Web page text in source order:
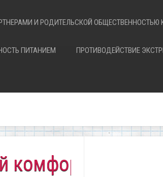
И РОДИТЕЛЬСКОЙ
ПИТАНИЕМ ПРОТИВОДЕЙСТВИЕ
всем!"